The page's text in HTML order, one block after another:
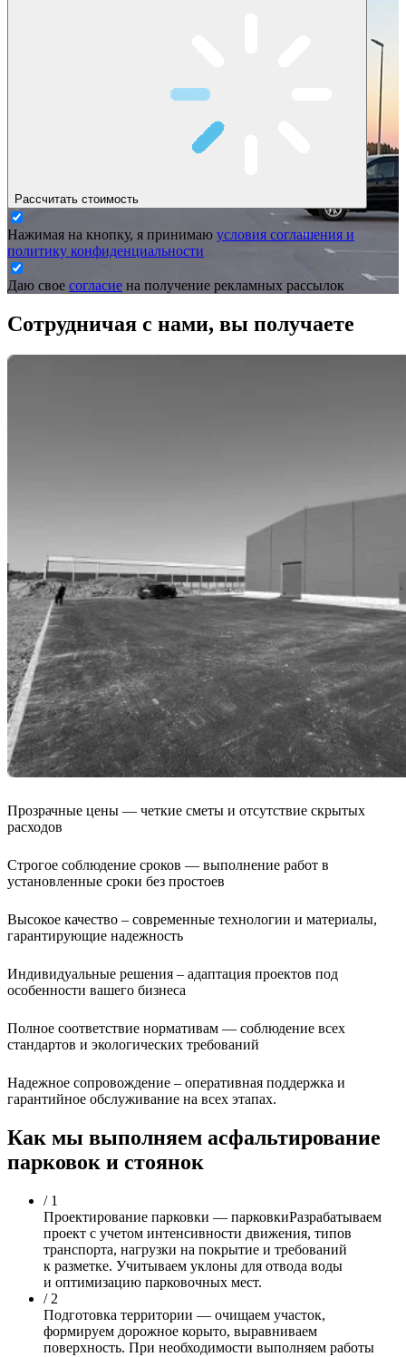
Рассчитать стоимость
Нажимая на кнопку, я принимаю условия соглашения и
политику конфиденциальности
Даю свое согласие на получение рекламных рассылок
Сотрудничая с нами, вы получаете
Прозрачные цены — четкие сметы и отсутствие скрытых
расходов
Строгое соблюдение сроков — выполнение работ в
установленные сроки без простоев
Высокое качество – современные технологии и материалы,
гарантирующие надежность
Индивидуальные решения – адаптация проектов под
особенности вашего бизнеса
Полное соответствие нормативам — соблюдение всех
стандартов и экологических требований
Надежное сопровождение – оперативная поддержка и
гарантийное обслуживание на всех этапах.
Как мы выполняем асфальтирование
парковок и стоянок
/ 1
Проектирование парковки — парковкиРазрабатываем
проект с учетом интенсивности движения, типов
транспорта, нагрузки на покрытие и требований
к разметке. Учитываем уклоны для отвода воды
и оптимизацию парковочных мест.
/ 2
Подготовка территории — очищаем участок,
формируем дорожное корыто, выравниваем
поверхность. При необходимости выполняем работы